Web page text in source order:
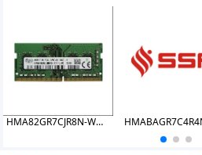
HMA82GR7CJR8N-WMTG DDR4 16GB 2933 RDIMM